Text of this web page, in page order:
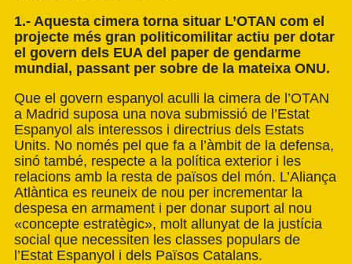
1.- Aquesta cimera torna situar L’OTAN com el
projecte més gran politicomilitar actiu per dotar
el govern dels EUA del paper de gendarme
mundial, passant per sobre de la mateixa ONU.
Que el govern espanyol aculli la cimera de l’OTAN
a Madrid suposa una nova submissió de l’Estat
Espanyol als interessos i directrius dels Estats
Units. No només pel que fa a l’àmbit de la defensa,
sinó també, respecte a la política exterior i les
relacions amb la resta de països del món. L’Aliança
Atlàntica es reuneix de nou per incrementar la
despesa en armament i per donar suport al nou
«concepte estratègic», molt allunyat de la justícia
social que necessiten les classes populars de
l’Estat Espanyol i dels Països Catalans.